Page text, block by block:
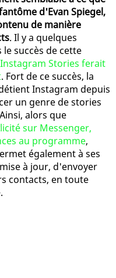
d'Evan Spiegel,
de manière
. Il y a quelques
succès de cette
Instagram Stories ferait
. Fort de ce succès, la
Instagram depuis
un genre de stories
alors que
sur Messenger,
au programme,
également à ses
à jour, d'envoyer
contacts, en toute